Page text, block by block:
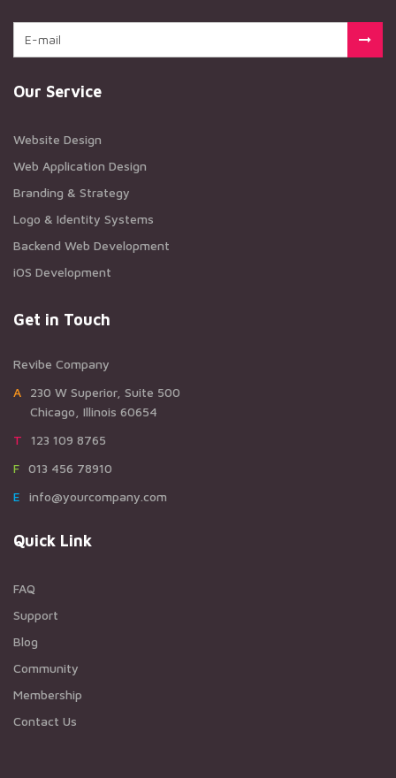
Our Service
Website Design
Web Application Design
Branding & Strategy
Logo & Identity Systems
Backend Web Development
iOS Development
Get in Touch
Revibe Company
A230 W Superior, Suite 500
Chicago, Illinois 60654
T123 109 8765
F013 456 78910
Einfo@yourcompany.com
Quick Link
FAQ
Support
Blog
Community
Membership
Contact Us